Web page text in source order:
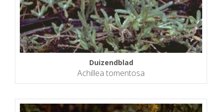
Duizendblad
Achillea tomentosa